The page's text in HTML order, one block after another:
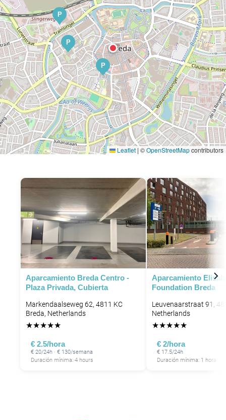
P
P
P
Leaflet | ©OpenStreetMapcontributors
Aparcamiento Breda Centro -
Plaza Privada, Cubierta
Markendaalseweg 62, 4811 KC
Breda, Netherlands
★★★★★
€ 2.5/hora
€ 20/24h · € 130/semana
Duración mínima: 4 hours
Aparcamiento
Foundation Breda
Leuvenaarstraat 91,
Netherlands
★★★★★
€ 2/hora
€ 17.5/24h
Duración mínima: 1 hora